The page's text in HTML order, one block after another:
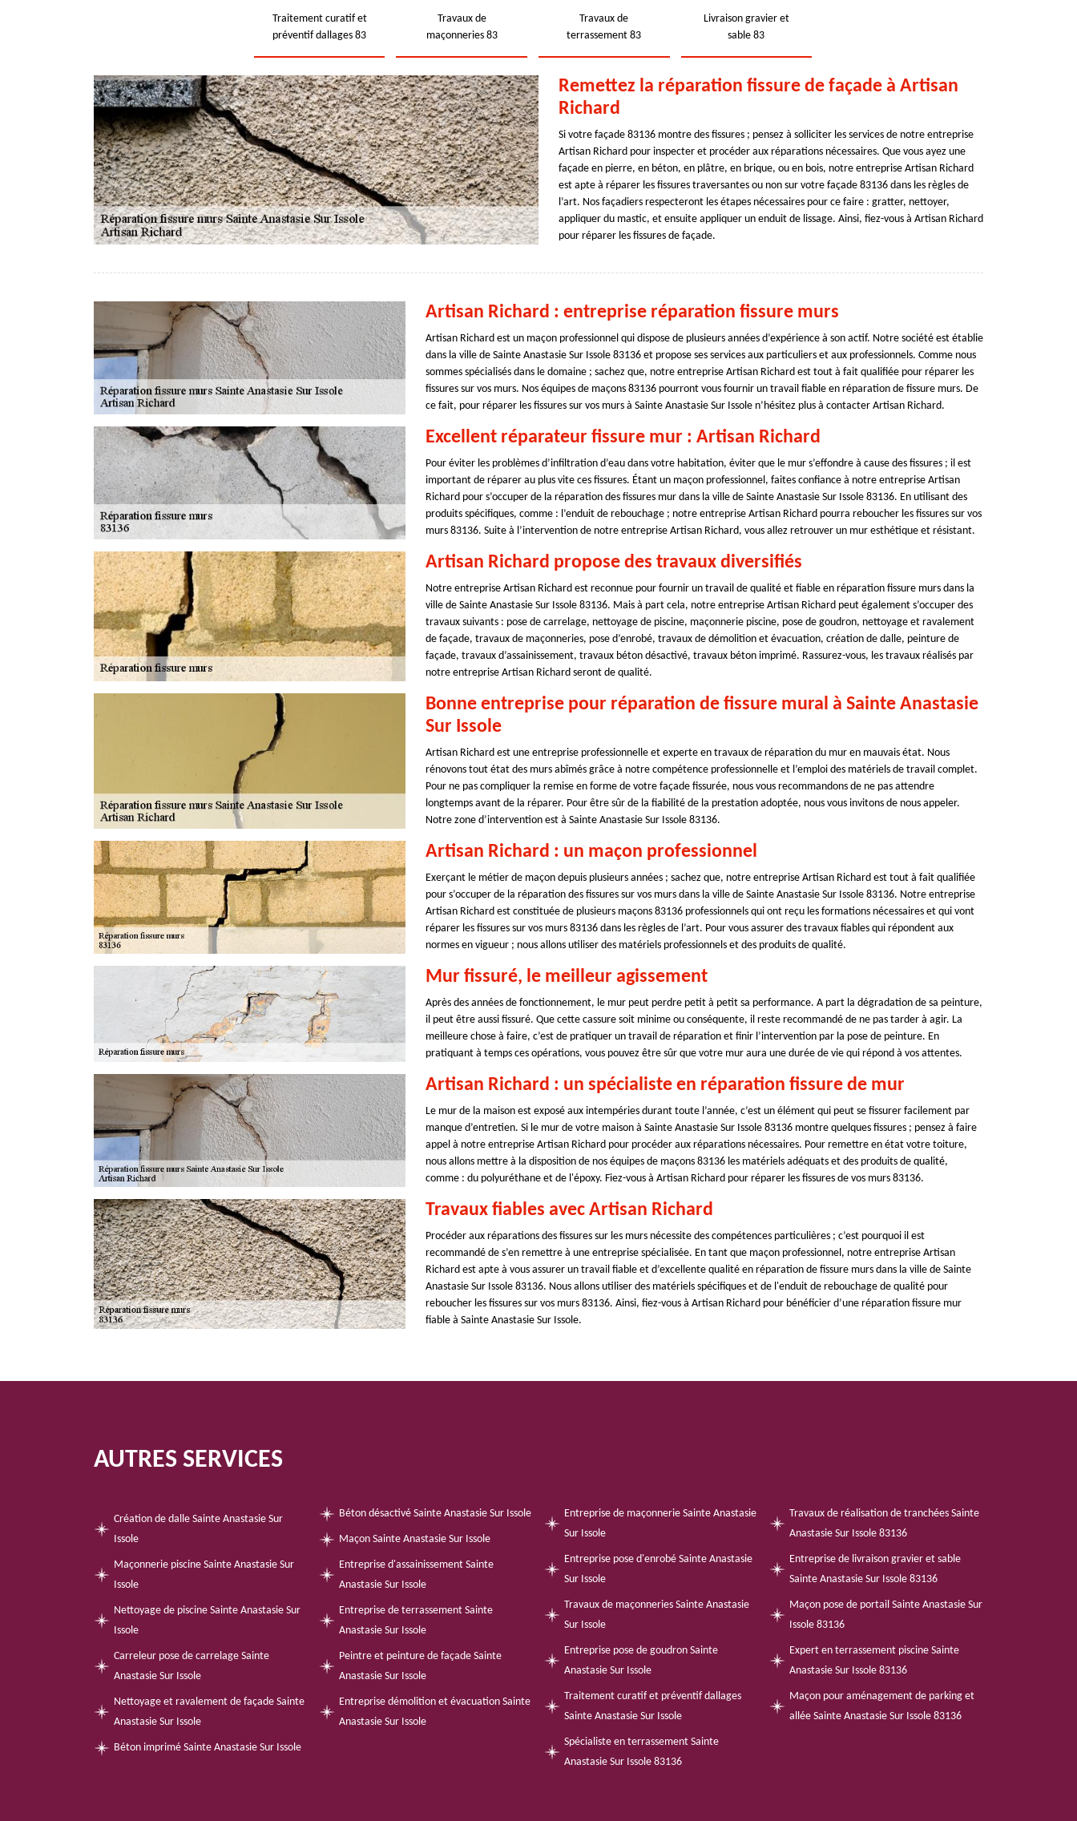
Traitement curatif et
préventif dallages 83
Travaux de
maçonneries 83
Travaux de
terrassement 83
Livraison gravier et
sable 83
Remettez la réparation fissure de façade à Artisan
Richard
Si votre façade 83136 montre des fissures ; pensez à solliciter les services de notre entreprise
Artisan Richard pour inspecter et procéder aux réparations nécessaires. Que vous ayez une
façade en pierre, en béton, en plâtre, en brique, ou en bois, notre entreprise Artisan Richard
est apte à réparer les fissures traversantes ou non sur votre façade 83136 dans les règles de
l’art. Nos façadiers respecteront les étapes nécessaires pour ce faire : gratter, nettoyer,
appliquer du mastic, et ensuite appliquer un enduit de lissage. Ainsi, fiez-vous à Artisan Richard
pour réparer les fissures de façade.
Artisan Richard : entreprise réparation fissure murs
Artisan Richard est un maçon professionnel qui dispose de plusieurs années d’expérience à son actif. Notre société est établie
dans la ville de Sainte Anastasie Sur Issole 83136 et propose ses services aux particuliers et aux professionnels. Comme nous
sommes spécialisés dans le domaine ; sachez que, notre entreprise Artisan Richard est tout à fait qualifiée pour réparer les
fissures sur vos murs. Nos équipes de maçons 83136 pourront vous fournir un travail fiable en réparation de fissure murs. De
ce fait, pour réparer les fissures sur vos murs à Sainte Anastasie Sur Issole n’hésitez plus à contacter Artisan Richard.
Excellent réparateur fissure mur : Artisan Richard
Pour éviter les problèmes d’infiltration d’eau dans votre habitation, éviter que le mur s’effondre à cause des fissures ; il est
important de réparer au plus vite ces fissures. Étant un maçon professionnel, faites confiance à notre entreprise Artisan
Richard pour s’occuper de la réparation des fissures mur dans la ville de Sainte Anastasie Sur Issole 83136. En utilisant des
produits spécifiques, comme : l’enduit de rebouchage ; notre entreprise Artisan Richard pourra reboucher les fissures sur vos
murs 83136. Suite à l’intervention de notre entreprise Artisan Richard, vous allez retrouver un mur esthétique et résistant.
Artisan Richard propose des travaux diversifiés
Notre entreprise Artisan Richard est reconnue pour fournir un travail de qualité et fiable en réparation fissure murs dans la
ville de Sainte Anastasie Sur Issole 83136. Mais à part cela, notre entreprise Artisan Richard peut également s’occuper des
travaux suivants : pose de carrelage, nettoyage de piscine, maçonnerie piscine, pose de goudron, nettoyage et ravalement
de façade, travaux de maçonneries, pose d’enrobé, travaux de démolition et évacuation, création de dalle, peinture de
façade, travaux d’assainissement, travaux béton désactivé, travaux béton imprimé. Rassurez-vous, les travaux réalisés par
notre entreprise Artisan Richard seront de qualité.
Bonne entreprise pour réparation de fissure mural à Sainte Anastasie
Sur Issole
Artisan Richard est une entreprise professionnelle et experte en travaux de réparation du mur en mauvais état. Nous
rénovons tout état des murs abîmés grâce à notre compétence professionnelle et l’emploi des matériels de travail complet.
Pour ne pas compliquer la remise en forme de votre façade fissurée, nous vous recommandons de ne pas attendre
longtemps avant de la réparer. Pour être sûr de la fiabilité de la prestation adoptée, nous vous invitons de nous appeler.
Notre zone d’intervention est à Sainte Anastasie Sur Issole 83136.
Artisan Richard : un maçon professionnel
Exerçant le métier de maçon depuis plusieurs années ; sachez que, notre entreprise Artisan Richard est tout à fait qualifiée
pour s’occuper de la réparation des fissures sur vos murs dans la ville de Sainte Anastasie Sur Issole 83136. Notre entreprise
Artisan Richard est constituée de plusieurs maçons 83136 professionnels qui ont reçu les formations nécessaires et qui vont
réparer les fissures sur vos murs 83136 dans les règles de l’art. Pour vous assurer des travaux fiables qui répondent aux
normes en vigueur ; nous allons utiliser des matériels professionnels et des produits de qualité.
Mur fissuré, le meilleur agissement
Après des années de fonctionnement, le mur peut perdre petit à petit sa performance. A part la dégradation de sa peinture,
il peut être aussi fissuré. Que cette cassure soit minime ou conséquente, il reste recommandé de ne pas tarder à agir. La
meilleure chose à faire, c’est de pratiquer un travail de réparation et finir l’intervention par la pose de peinture. En
pratiquant à temps ces opérations, vous pouvez être sûr que votre mur aura une durée de vie qui répond à vos attentes.
Artisan Richard : un spécialiste en réparation fissure de mur
Le mur de la maison est exposé aux intempéries durant toute l’année, c’est un élément qui peut se fissurer facilement par
manque d’entretien. Si le mur de votre maison à Sainte Anastasie Sur Issole 83136 montre quelques fissures ; pensez à faire
appel à notre entreprise Artisan Richard pour procéder aux réparations nécessaires. Pour remettre en état votre toiture,
nous allons mettre à la disposition de nos équipes de maçons 83136 les matériels adéquats et des produits de qualité,
comme : du polyuréthane et de l'époxy. Fiez-vous à Artisan Richard pour réparer les fissures de vos murs 83136.
Travaux fiables avec Artisan Richard
Procéder aux réparations des fissures sur les murs nécessite des compétences particulières ; c’est pourquoi il est
recommandé de s’en remettre à une entreprise spécialisée. En tant que maçon professionnel, notre entreprise Artisan
Richard est apte à vous assurer un travail fiable et d’excellente qualité en réparation de fissure murs dans la ville de Sainte
Anastasie Sur Issole 83136. Nous allons utiliser des matériels spécifiques et de l'enduit de rebouchage de qualité pour
reboucher les fissures sur vos murs 83136. Ainsi, fiez-vous à Artisan Richard pour bénéficier d’une réparation fissure mur
fiable à Sainte Anastasie Sur Issole.
AUTRES SERVICES
Création de dalle Sainte Anastasie Sur
Issole
Maçonnerie piscine Sainte Anastasie Sur
Issole
Nettoyage de piscine Sainte Anastasie Sur
Issole
Carreleur pose de carrelage Sainte
Anastasie Sur Issole
Nettoyage et ravalement de façade Sainte
Anastasie Sur Issole
Béton imprimé Sainte Anastasie Sur Issole
Béton désactivé Sainte Anastasie Sur Issole
Maçon Sainte Anastasie Sur Issole
Entreprise d'assainissement Sainte
Anastasie Sur Issole
Entreprise de terrassement Sainte
Anastasie Sur Issole
Peintre et peinture de façade Sainte
Anastasie Sur Issole
Entreprise démolition et évacuation Sainte
Anastasie Sur Issole
Entreprise de maçonnerie Sainte Anastasie
Sur Issole
Entreprise pose d'enrobé Sainte Anastasie
Sur Issole
Travaux de maçonneries Sainte Anastasie
Sur Issole
Entreprise pose de goudron Sainte
Anastasie Sur Issole
Traitement curatif et préventif dallages
Sainte Anastasie Sur Issole
Spécialiste en terrassement Sainte
Anastasie Sur Issole 83136
Travaux de réalisation de tranchées Sainte
Anastasie Sur Issole 83136
Entreprise de livraison gravier et sable
Sainte Anastasie Sur Issole 83136
Maçon pose de portail Sainte Anastasie Sur
Issole 83136
Expert en terrassement piscine Sainte
Anastasie Sur Issole 83136
Maçon pour aménagement de parking et
allée Sainte Anastasie Sur Issole 83136